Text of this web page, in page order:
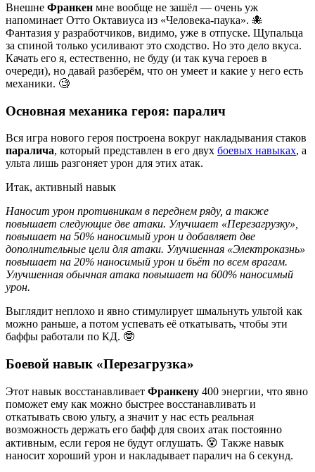
Внешне Франкен мне вообще не зашёл — очень уж
напоминает Отто Октавиуса из «Человека-паука». 🐙
Фантазия у разработчиков, видимо, уже в отпуске. Щупальца
за спиной только усиливают это сходство. Но это дело вкуса.
Качать его я, естественно, не буду (и так куча героев в
очереди), но давай разберём, что он умеет и какие у него есть
механики. 🧐
Основная механика героя: паралич
Вся игра нового героя построена вокруг накладывания стаков
паралича, который представлен в его двух боевых навыках, а
ульта лишь разгоняет урон для этих атак.
Итак, активный навык
Наносит урон противникам в переднем ряду, а также
повышает следующие две атаки. Улучшает «Перезагрузку»,
повышает на 50% наносимый урон и добавляет две
дополнительные цели для атаки. Улучшенная «Электроказнь»
повышает на 20% наносимый урон и бьёт по всем врагам.
Улучшенная обычная атака повышает на 600% наносимый
урон.
Выглядит неплохо и явно стимулирует шмальнуть ультой как
можно раньше, а потом успевать её откатывать, чтобы эти
баффы работали по КД. 🤓
Боевой навык «Перезагрузка»
Этот навык восстанавливает Франкену 400 энергии, что явно
поможет ему как можно быстрее восстанавливать и
откатывать свою ульту, а значит у нас есть реальная
возможность держать его бафф для своих атак постоянно
активным, если героя не будут оглушать. 😵 Также навык
наносит хороший урон и накладывает паралич на 6 секунд.